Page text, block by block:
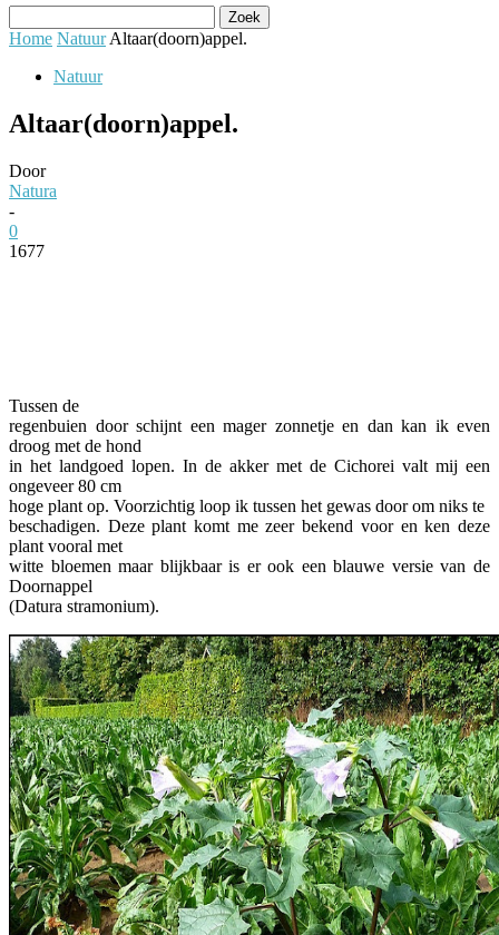
Home Natuur Altaar(doorn)appel.
Natuur
Altaar(doorn)appel.
Door
Natura
-
0
1677
Tussen de
regenbuien door schijnt een mager zonnetje en dan kan ik even
droog met de hond
in het landgoed lopen. In de akker met de Cichorei valt mij een
ongeveer 80 cm
hoge plant op. Voorzichtig loop ik tussen het gewas door om niks te
beschadigen. Deze plant komt me zeer bekend voor en ken deze
plant vooral met
witte bloemen maar blijkbaar is er ook een blauwe versie van de
Doornappel
(Datura stramonium).